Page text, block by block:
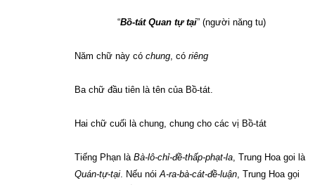
“Bồ-tát Quan tự tại” (người năng tu)
Năm chữ này có chung, có riêng
Ba chữ đầu tiên là tên của Bồ-tát.
Hai chữ cuối là chung, chung cho các vị Bồ-tát
Tiếng Phạn là Bà-lô-chỉ-đề-thấp-phạt-la, Trung Hoa goi là
Quán-tự-tại. Nếu nóiA-ra-bà-cát-đề-luận, Trung Hoa gọi